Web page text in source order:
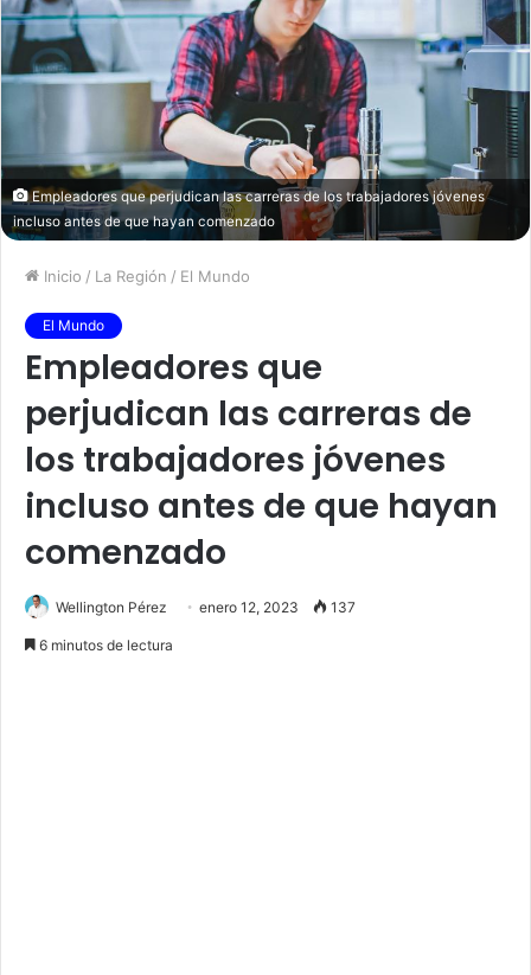
Empleadores que perjudican las carreras de los trabajadores jóvenes
incluso antes de que hayan comenzado
Inicio / La Región / El Mundo
El Mundo
Empleadores que
perjudican las carreras de
los trabajadores jóvenes
incluso antes de que hayan
comenzado
Wellington Pérez enero 12, 2023 137
6 minutos de lectura